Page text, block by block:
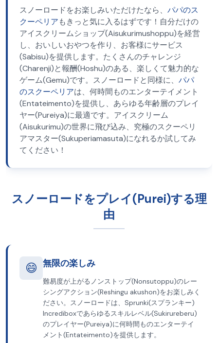
スノーロードをお楽しみいただけたなら、 パパのス
クーペリアもきっと気に入るはずです！自分だけの
アイスクリームショップ(Aisukurimushoppu)を経営
し、おいしいおやつを作り、お客様にサービス
(Sabisu)を提供します。たくさんのチャレンジ
(Charenji)と報酬(Hoshu)のある、楽しくて魅力的な
ゲーム(Gemu)です。スノーロードと同様に、 パパ
のスクーペリアは、何時間ものエンターテイメント
(Entateimento)を提供し、あらゆる年齢層のプレイ
ヤー(Pureiya)に最適です。アイスクリーム
(Aisukurimu)の世界に飛び込み、究極のスクーペリ
アマスター(Sukuperiamasuta)になれるか試してみ
てください！
スノーロードをプレイ(Purei)する理
由
😄 無限の楽しみ
難易度が上がるノンストップ(Nonsutoppu)のレー
シングアクション(Reshingu akushon)をお楽しみく
ださい。スノーロードは、Sprunki(スプランキー)
Incrediboxであらゆるスキルレベル(Sukirureberu)
のプレイヤー(Pureiya)に何時間ものエンターテイ
メント(Entateimento)を提供します。